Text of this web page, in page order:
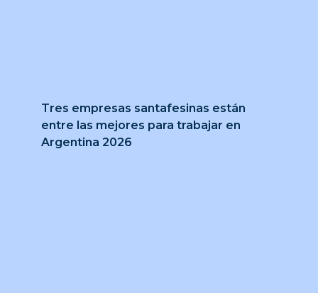
Tres empresas santafesinas están
entre las mejores para trabajar en
Argentina 2026